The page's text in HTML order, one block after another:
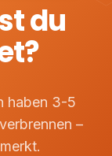
du
haben 3-5
–